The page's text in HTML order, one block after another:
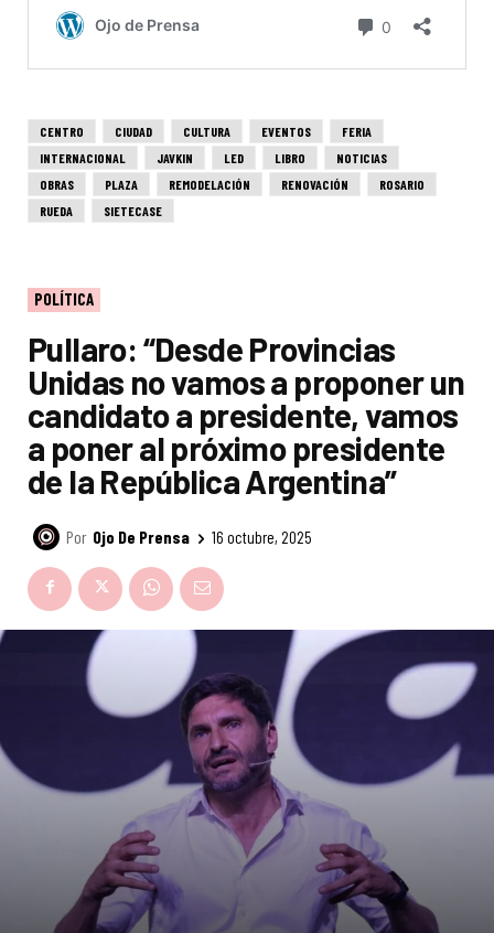
CENTRO CIUDAD CULTURA EVENTOS
FERIA
INTERNACIONAL
JAVKIN LED LIBRO
NOTICIAS
OBRAS
PLAZA REMODELACIÓN RENOVACIÓN
ROSARIO
RUEDA
SIETECASE